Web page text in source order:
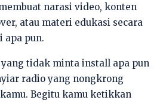
narasi video, konten
atau materi edukasi secara
apa pun.
tidak minta install apa pun
radio yang nongkrong
Begitu kamu ketikkan